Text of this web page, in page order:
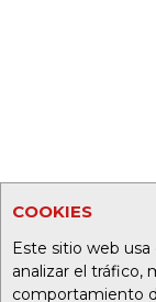
COOKIES
Este sitio web
analizar el tráfico,
comportamiento